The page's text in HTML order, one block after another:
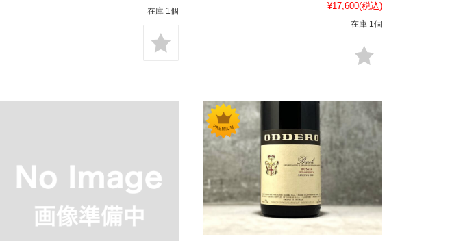
在庫 1個
¥17,600(税込)
在庫 1個